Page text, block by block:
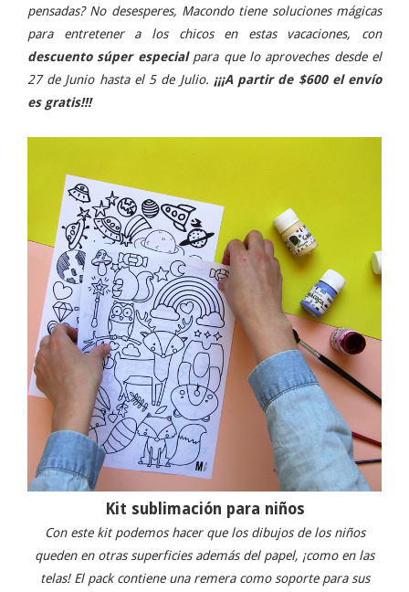
pensadas? No desesperes, Macondo tiene soluciones mágicas
para entretener a los chicos en estas vacaciones, con
descuento súper especial para que lo aproveches desde el
27 de Junio hasta el 5 de Julio. ¡¡¡A partir de $600 el envío
es gratis!!!
Kit sublimación para niños
Con este kit podemos hacer que los dibujos de los niños
queden en otras superficies además del papel, ¡como en las
telas! El pack contiene una remera como soporte para sus